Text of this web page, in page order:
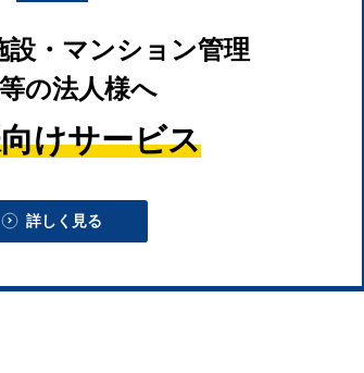
設・マンション管理
の法人様へ
けサービス
詳しく見る